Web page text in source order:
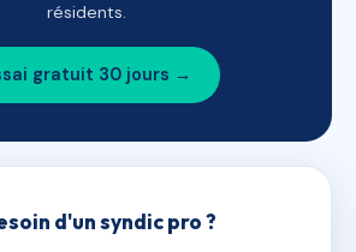
résidents.
gratuit 30 jours →
d'un syndic pro ?